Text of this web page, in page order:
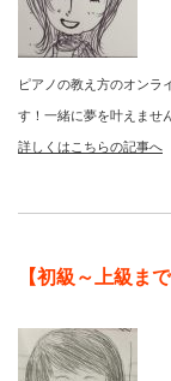
ピアノの教え方のオンラ
す！一緒に夢を叶えませ
詳しくはこちらの記事へ
【初級～上級ま